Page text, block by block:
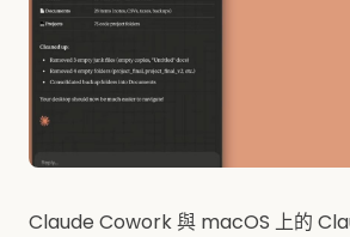
Claude Cowork 與 macOS 上的